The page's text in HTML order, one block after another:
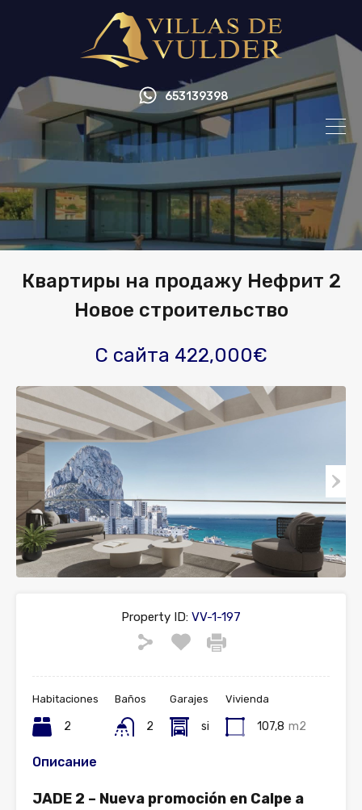
653139398
Квартиры на продажу Нефрит 2
Новое строительство
С сайта 422,000€
Property ID: VV-1-197
Habitaciones
2
Baños
2
Garajes
si
Vivienda
107,8 m2
Описание
JADE 2 – Nueva promoción en Calpe a